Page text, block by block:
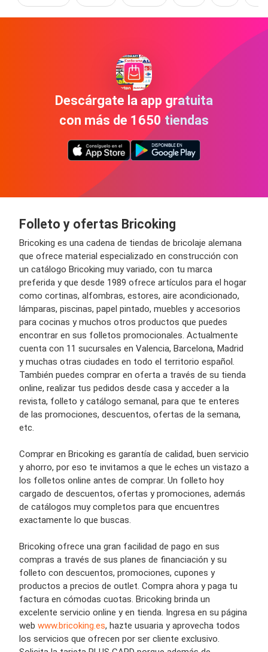
Descárgate la app gratuita
con más de 1650 tiendas
Folleto y ofertas Bricoking
Bricoking es una cadena de tiendas de bricolaje alemana
que ofrece material especializado en construcción con
un catálogo Bricoking muy variado, con tu marca
preferida y que desde 1989 ofrece artículos para el hogar
como cortinas, alfombras, estores, aire acondicionado,
lámparas, piscinas, papel pintado, muebles y accesorios
para cocinas y muchos otros productos que puedes
encontrar en sus folletos promocionales. Actualmente
cuenta con 11 sucursales en Valencia, Barcelona, Madrid
y muchas otras ciudades en todo el territorio español.
También puedes comprar en oferta a través de su tienda
online, realizar tus pedidos desde casa y acceder a la
revista, folleto y catálogo semanal, para que te enteres
de las promociones, descuentos, ofertas de la semana,
etc.
Comprar en Bricoking es garantía de calidad, buen servicio
y ahorro, por eso te invitamos a que le eches un vistazo a
los folletos online antes de comprar. Un folleto hoy
cargado de descuentos, ofertas y promociones, además
de catálogos muy completos para que encuentres
exactamente lo que buscas.
Bricoking ofrece una gran facilidad de pago en sus
compras a través de sus planes de financiación y su
folleto con descuentos, promociones, cupones y
productos a precios de outlet. Compra ahora y paga tu
factura en cómodas cuotas. Bricoking brinda un
excelente servicio online y en tienda. Ingresa en su página
web www.bricoking.es, hazte usuaria y aprovecha todos
los servicios que ofrecen por ser cliente exclusivo.